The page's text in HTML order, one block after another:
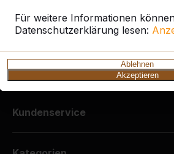
Für weitere Informationen
Datenschutzerklärung lesen:
Ablehnen
Akzeptieren
+49 212 934 77 25
info@HeBlad.de
Kundenservice